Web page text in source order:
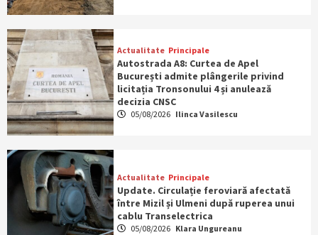
Actualitate Principale
Autostrada A8: Curtea de Apel
București admite plângerile privind
licitația Tronsonului 4 și anulează
decizia CNSC
05/08/2026 Ilinca Vasilescu
Actualitate Principale
Update. Circulație feroviară afectată
între Mizil și Ulmeni după ruperea unui
cablu Transelectrica
05/08/2026 Klara Ungureanu